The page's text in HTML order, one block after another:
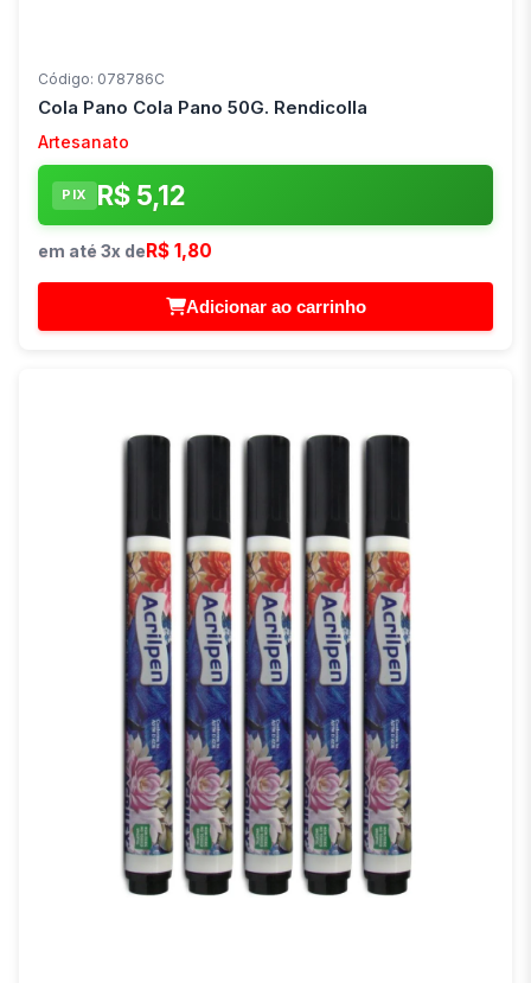
Código: 078786C
Cola Pano Cola Pano 50G. Rendicolla
Artesanato
PIX R$ 5,12
em até 3x de R$ 1,80
Adicionar ao carrinho